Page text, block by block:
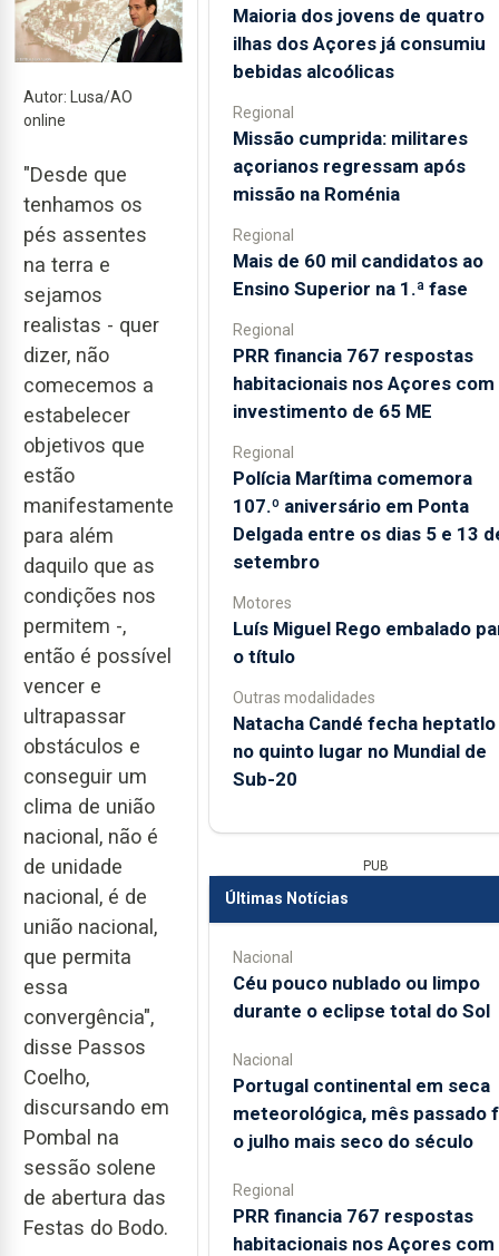
Autor: Lusa/AO
online
"Desde que
tenhamos os
pés assentes
na terra e
sejamos
realistas - quer
dizer, não
comecemos a
estabelecer
objetivos que
estão
manifestamente
para além
daquilo que as
condições nos
permitem -,
então é possível
vencer e
ultrapassar
obstáculos e
conseguir um
clima de união
nacional, não é
de unidade
nacional, é de
união nacional,
que permita
essa
convergência",
disse Passos
Coelho,
discursando em
Pombal na
sessão solene
de abertura das
Festas do Bodo.
Maioria dos jovens de quatro
ilhas dos Açores já consumiu
bebidas alcoólicas
Regional
Missão cumprida: militares
açorianos regressam após
missão na Roménia
Regional
Mais de 60 mil candidatos ao
Ensino Superior na 1.ª fase
Regional
PRR financia 767 respostas
habitacionais nos Açores com
investimento de 65 ME
Regional
Polícia Marítima comemora
107.º aniversário em Ponta
Delgada entre os dias 5 e 13
setembro
Motores
Luís Miguel Rego embalado
o título
Outras modalidades
Natacha Candé fecha heptatlo
no quinto lugar no Mundial de
Sub-20
PUB
Últimas Notícias
Nacional
Céu pouco nublado ou limpo
durante o eclipse total do Sol
Nacional
Portugal continental em seca
meteorológica, mês passado
o julho mais seco do século
Regional
PRR financia 767 respostas
habitacionais nos Açores com